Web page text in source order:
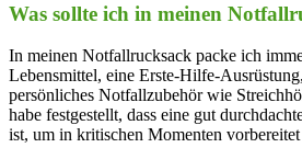
Was sollte ich in meinen
In meinen Notfallrucksack packe ich
Lebensmittel, eine Erste-Hilfe-
persönliches Notfallzubehör wie
habe festgestellt, dass eine gut
ist, um in kritischen Momenten vorbereitet